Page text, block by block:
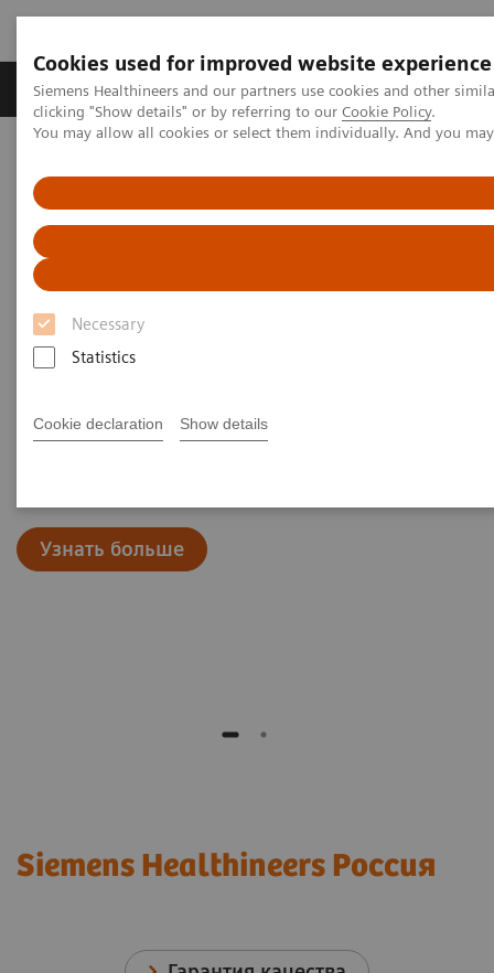
Cookies used for improved website experience
Siemens Healthineers and our partners use cookies and other
clicking "Show details" or by referring to our Cookie Policy.
You may allow all cookies or select them individually. And you
Necessary
Statistics
Cookie declaration Show details
Продукты и решения Клинические
Atellica Solution
Узнать больше
Siemens Healthineers Россия